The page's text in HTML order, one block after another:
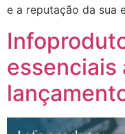
e a reputação da sua
essenciais